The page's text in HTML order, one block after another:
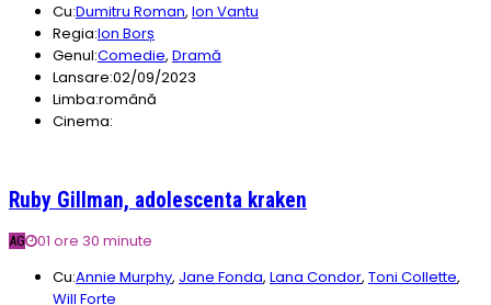
Cu:Dumitru Roman, Ion Vantu
Regia:Ion Borș
Genul:Comedie, Dramă
Lansare:02/09/2023
Limba:română
Cinema:
Ruby Gillman, adolescenta kraken
AG
01 ore 30 minute
Cu:Annie Murphy, Jane Fonda, Lana Condor, Toni Collette,
Will Forte